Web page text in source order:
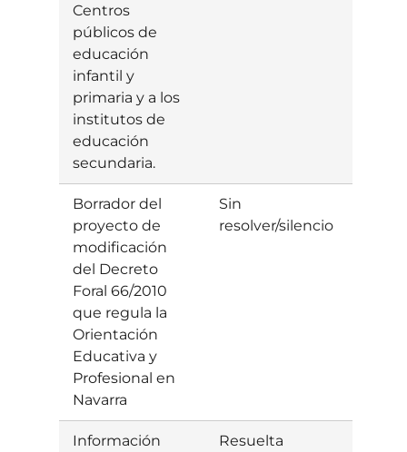
Centros
públicos de
educación
infantil y
primaria y a los
institutos de
educación
secundaria.
Borrador del
proyecto de
modificación
del Decreto
Foral 66/2010
que regula la
Orientación
Educativa y
Profesional en
Navarra
Sin
resolver/silencio
Información
Resuelta